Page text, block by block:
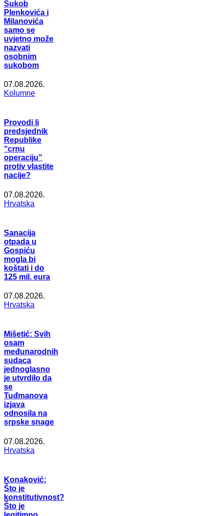
Sukob
Plenkovića i
Milanovića
samo se
uvjetno može
nazvati
osobnim
sukobom
07.08.2026.
Kolumne
Provodi li
predsjednik
Republike
“crnu
operaciju”
protiv vlastite
nacije?
07.08.2026.
Hrvatska
Sanacija
otpada u
Gospiću
mogla bi
koštati i do
125 mil. eura
07.08.2026.
Hrvatska
Mišetić: Svih
osam
međunarodnih
sudaca
jednoglasno
je utvrdilo da
se
Tuđmanova
izjava
odnosila na
srpske snage
07.08.2026.
Hrvatska
Konaković:
Što je
konstitutivnost?
Što je